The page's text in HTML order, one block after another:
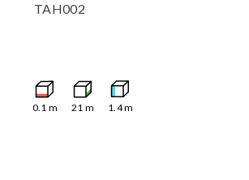
TAH002
0.1 m 21 m 1.4m